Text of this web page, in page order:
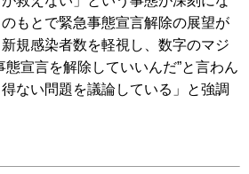
もとで緊急事態宣言解除の展望が
規感染者数を軽視し、数字のマジ
態宣言を解除していいんだ”と言わん
ない問題を議論している」と強調